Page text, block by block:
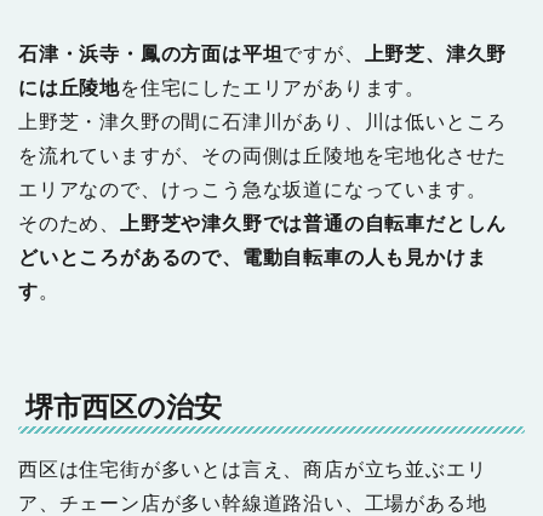
石津・浜寺・鳳の方面は平坦 ですが、
上野芝、津久野
には丘陵地を住宅にしたエリアがあります。
上野芝・津久野の間に石津川があり、川は低いところ
を流れていますが、その両側は丘陵地を宅地化させた
エリアなので、けっこう急な坂道になっています。
そのため、
上野芝や津久野では普通の自転車だとしん
どいところがあるので、電動自転車の人も見かけま
す。
堺市西区の治安
西区は住宅街が多いとは言え、商店が立ち並ぶエリ
ア、チェーン店が多い幹線道路沿い、工場がある地